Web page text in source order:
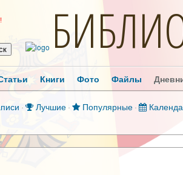
Книги Фото Файлы
· Лучшие· Популярные·